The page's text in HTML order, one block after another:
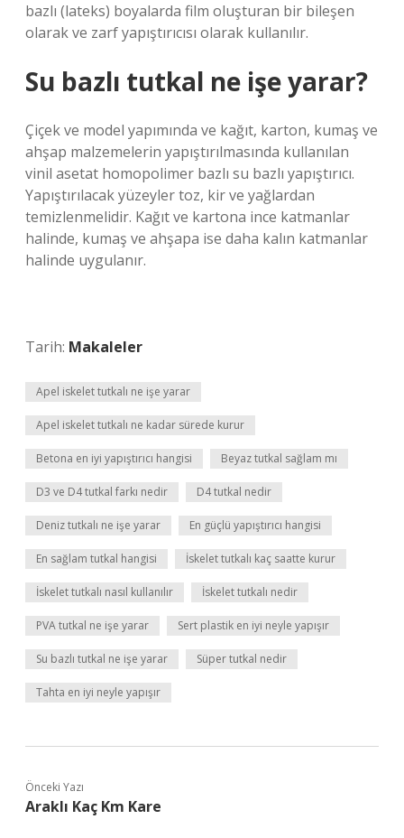
bazlı (lateks) boyalarda film oluşturan bir bileşen
olarak ve zarf yapıştırıcısı olarak kullanılır.
Su bazlı tutkal ne işe yarar?
Çiçek ve model yapımında ve kağıt, karton, kumaş ve
ahşap malzemelerin yapıştırılmasında kullanılan
vinil asetat homopolimer bazlı su bazlı yapıştırıcı.
Yapıştırılacak yüzeyler toz, kir ve yağlardan
temizlenmelidir. Kağıt ve kartona ince katmanlar
halinde, kumaş ve ahşapa ise daha kalın katmanlar
halinde uygulanır.
Tarih: Makaleler
Apel iskelet tutkalı ne işe yarar
Apel iskelet tutkalı ne kadar sürede kurur
Betona en iyi yapıştırıcı hangisi Beyaz tutkal sağlam mı
D3 ve D4 tutkal farkı nedir D4 tutkal nedir
Deniz tutkalı ne işe yarar En güçlü yapıştırıcı hangisi
En sağlam tutkal hangisi İskelet tutkalı kaç saatte kurur
İskelet tutkalı nasıl kullanılır İskelet tutkalı nedir
PVA tutkal ne işe yarar Sert plastik en iyi neyle yapışır
Su bazlı tutkal ne işe yarar Süper tutkal nedir
Tahta en iyi neyle yapışır
Önceki Yazı
Araklı Kaç Km Kare